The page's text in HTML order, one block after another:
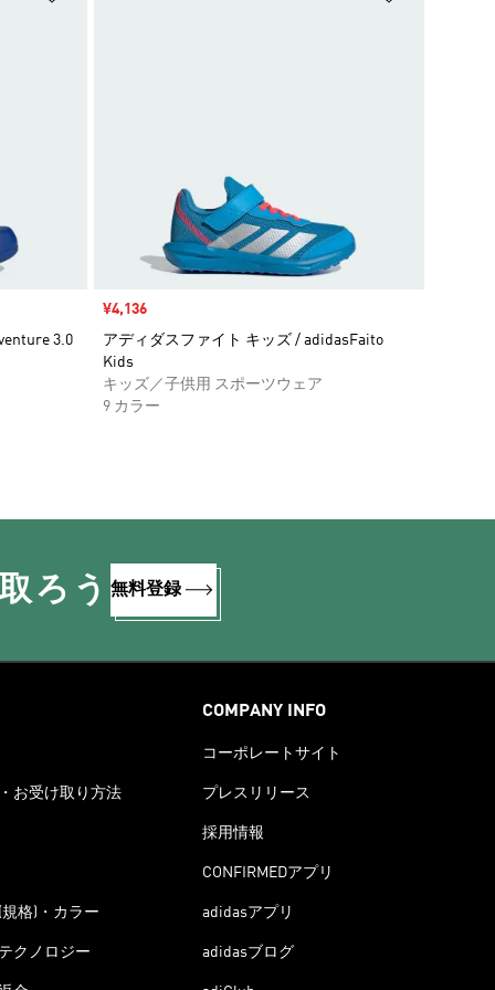
3.0
セール価格
¥4,136
アディダスファイト キッズ / adidasFaito
Kids
キッズ／子供用 スポーツウェア
9 カラー
ろう 無料登録
お受け取り方法
格)・カラー
クノロジー
COMPANY INFO
コーポレートサイト
プレスリリース
採用情報
CONFIRMEDアプリ
adidasアプリ
adidasブログ